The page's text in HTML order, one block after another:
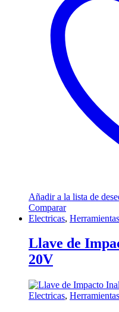
Añadir a la lista de
Comparar
Electricas, Herramientas
Llave de
20V
Electricas, Herramientas